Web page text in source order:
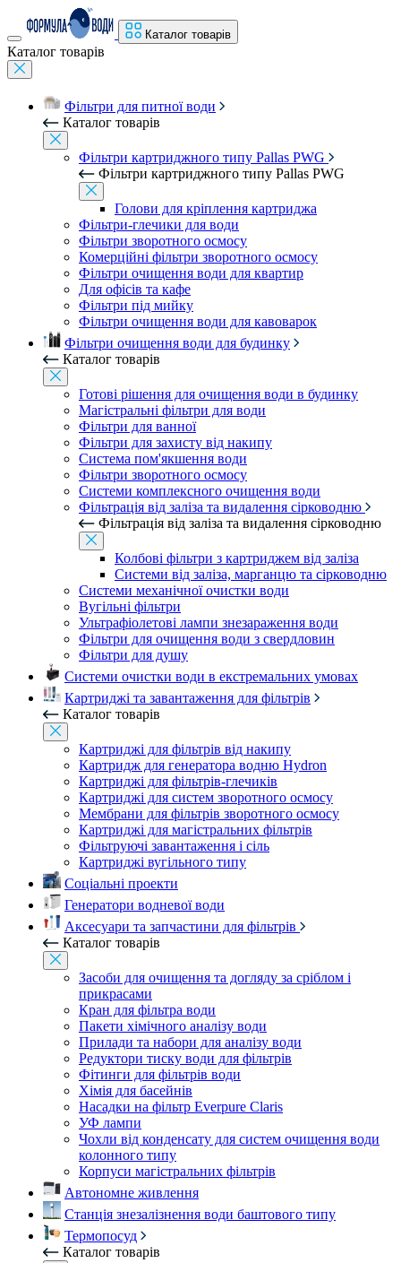
Каталог товарів
Каталог товарів
Фільтри для питної води
Каталог товарів
Фільтри картриджного типу Pallas PWG
Фільтри картриджного типу Pallas PWG
Голови для кріплення картриджа
Фільтри-глечики для води
Фільтри зворотного осмосу
Комерційні фільтри зворотного осмосу
Фільтри очищення води для квартир
Для офісів та кафе
Фільтри під мийку
Фільтри очищення води для кавоварок
Фільтри очищення води для будинку
Каталог товарів
Готові рішення для очищення води в будинку
Магістральні фільтри для води
Фільтри для ванної
Фільтри для захисту від накипу
Система пом'якшення води
Фільтри зворотного осмосу
Системи комплексного очищення води
Фільтрація від заліза та видалення сірководню
Фільтрація від заліза та видалення сірководню
Колбові фільтри з картриджем від заліза
Системи від заліза, марганцю та сірководню
Системи механічної очистки води
Вугільні фільтри
Ультрафіолетові лампи знезараження води
Фільтри для очищення води з свердловин
Фільтри для душу
Системи очистки води в екстремальних умовах
Картриджі та завантаження для фільтрів
Каталог товарів
Картриджі для фільтрів від накипу
Картридж для генератора водню Hydron
Картриджі для фільтрів-глечиків
Картриджі для систем зворотного осмосу
Мембрани для фільтрів зворотного осмосу
Картриджі для магістральних фільтрів
Фільтруючі завантаження і сіль
Картриджі вугільного типу
Соціальні проекти
Генератори водневої води
Аксесуари та запчастини для фільтрів
Каталог товарів
Засоби для очищення та догляду за сріблом і
прикрасами
Кран для фільтра води
Пакети хімічного аналізу води
Прилади та набори для аналізу води
Редуктори тиску води для фільтрів
Фітинги для фільтрів води
Хімія для басейнів
Насадки на фільтр Everpure Claris
УФ лампи
Чохли від конденсату для систем очищення води
колонного типу
Корпуси магістральних фільтрів
Автономне живлення
Станція знезалізнення води баштового типу
Термопосуд
Каталог товарів